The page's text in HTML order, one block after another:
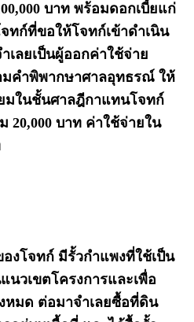
บาท พร้อมดอกเบี้ยแก่
ทก์ที่ขอให้โจทก์เข้าดำเนิน
เลยเป็นผู้ออกค่าใช้จ่าย
มคำพิพากษาศาลอุทธรณ์ ให้
มในชั้นศาลฎีกาแทนโจทก์
20,000 บาท ค่าใช้จ่ายใน
งโจทก์ มีรั้วกำแพงที่ใช้เป็น
วเขตโครงการและเพื่อ
หมด ต่อมาจำเลยซื้อที่ดิน